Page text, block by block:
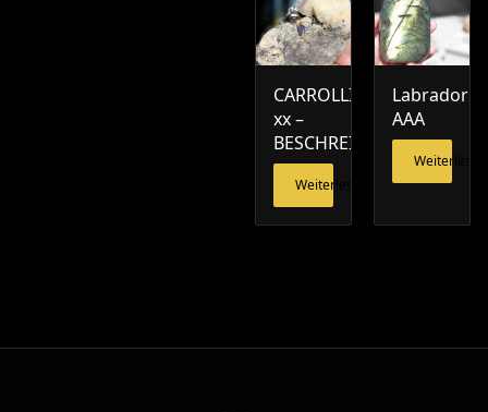
CARROLLIT
xx –
BESCHREIBUNG
Weiterlesen
Labradorit
AAA
Weiterlesen